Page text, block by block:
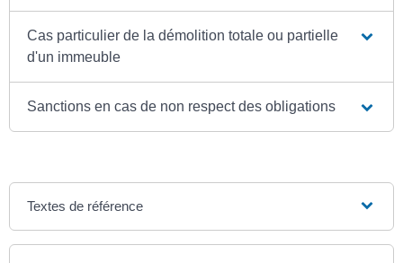
Cas particulier de la démolition totale ou partielle
d'un immeuble
Sanctions en cas de non respect des obligations
Textes de référence